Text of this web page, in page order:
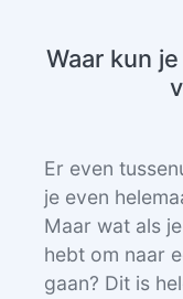
Waar kun
Er even
je even
Maar wat als
hebt om naar
gaan? Dit is